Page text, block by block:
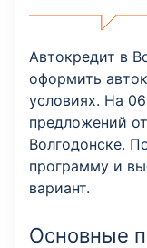
Автокредит в
оформить
условиях. На
предложений
Волгодонске.
программу и
вариант.
Основные